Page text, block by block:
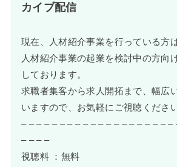
カイブ配信
現在、人材紹介事業を行っている方
人材紹介事業の起業を検討中の方向
しております。
求職者集客から求人開拓まで、幅広
いますので、お気軽にご視聴くださ
– – – – – – – – – – – – – – – – – – – –
– – – –
視聴料 ：無料